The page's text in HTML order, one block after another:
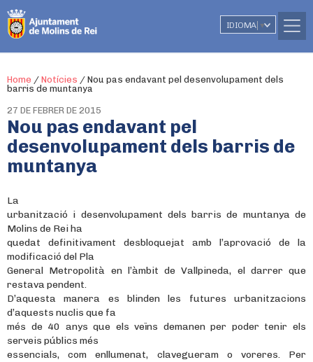
IDIOMA ▼
Home / Notícies / Nou pas endavant pel desenvolupament dels
barris de muntanya
27 DE FEBRER DE 2015
Nou pas endavant pel
desenvolupament dels barris de
muntanya
La
urbanització i desenvolupament dels barris de muntanya de
Molins de Rei ha
quedat definitivament desbloquejat amb l’aprovació de la
modificació del Pla
General Metropolità en l’àmbit de Vallpineda, el darrer que
restava pendent.
D’aquesta manera es blinden les futures urbanitzacions
d’aquests nuclis que fa
més de 40 anys que els veïns demanen per poder tenir els
serveis públics més
essencials, com enllumenat, clavegueram o voreres. Per